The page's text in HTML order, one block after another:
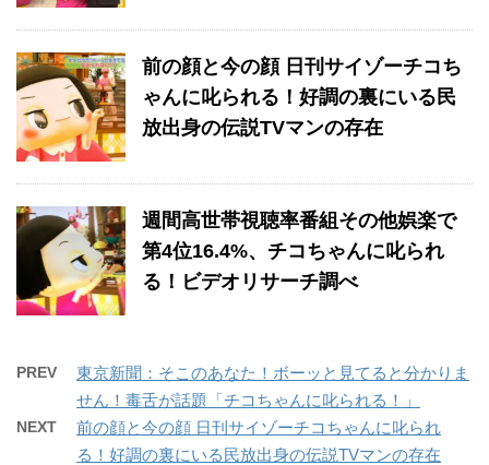
前の顔と今の顔 日刊サイゾーチコち
ゃんに叱られる！好調の裏にいる民
放出身の伝説TVマンの存在
週間高世帯視聴率番組その他娯楽で
第4位16.4%、チコちゃんに叱られ
る！ビデオリサーチ調べ
PREV
東京新聞：そこのあなた！ボーッと見てると分かりま
せん！毒舌が話題「チコちゃんに叱られる！」
NEXT
前の顔と今の顔 日刊サイゾーチコちゃんに叱られ
る！好調の裏にいる民放出身の伝説TVマンの存在